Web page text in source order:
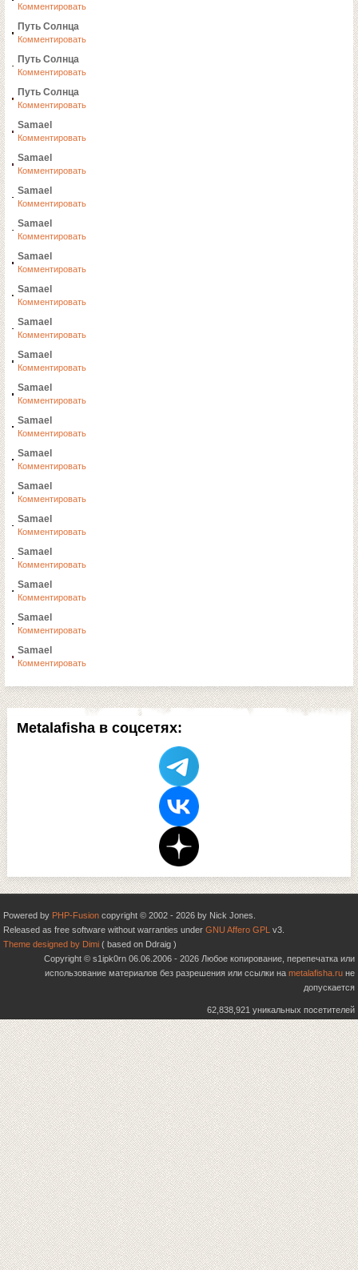
Metalafisha в соцсетях:
Комментировать
Путь Солнца
Комментировать
Путь Солнца
Комментировать
Путь Солнца
Комментировать
Samael
Комментировать
Samael
Комментировать
Samael
Комментировать
Samael
Комментировать
Samael
Комментировать
Samael
Комментировать
Samael
Комментировать
Samael
Комментировать
Samael
Комментировать
Samael
Комментировать
Samael
Комментировать
Samael
Комментировать
Samael
Комментировать
Samael
Комментировать
Samael
Комментировать
Samael
Комментировать
Samael
Комментировать
Powered by PHP-Fusion copyright © 2002 - 2026 by Nick Jones.
Released as free software without warranties under GNU Affero GPL v3.
Theme designed by Dimi ( based on Ddraig )
Copyright © s1ipk0rn 06.06.2006 - 2026 Любое копирование, перепечатка или
использование материалов без разрешения или ссылки на metalafisha.ru не
допускается
62,838,921 уникальных посетителей